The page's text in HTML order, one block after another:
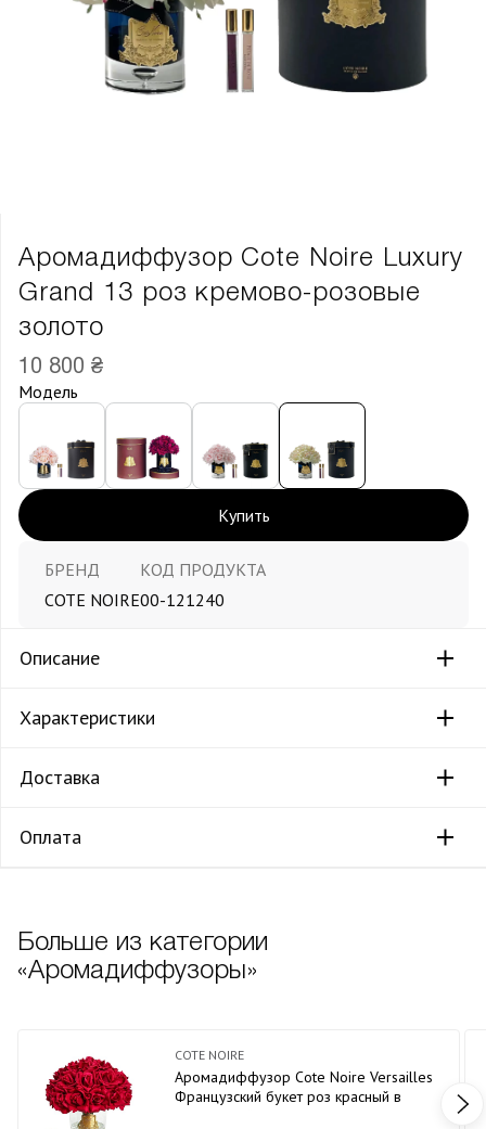
Аромадиффузор Cote Noire Luxury
Grand 13 роз кремово-розовые
золото
10 800 ₴
Модель
Купить
БРЕНД
COTE NOIRE
КОД ПРОДУКТА
00-121240
Описание
Характеристики
Доставка
Оплата
Больше из категории
«Аромадиффузоры»
COTE NOIRE
Аромадиффузор Cote Noire Versailles
Французский букет роз красный в